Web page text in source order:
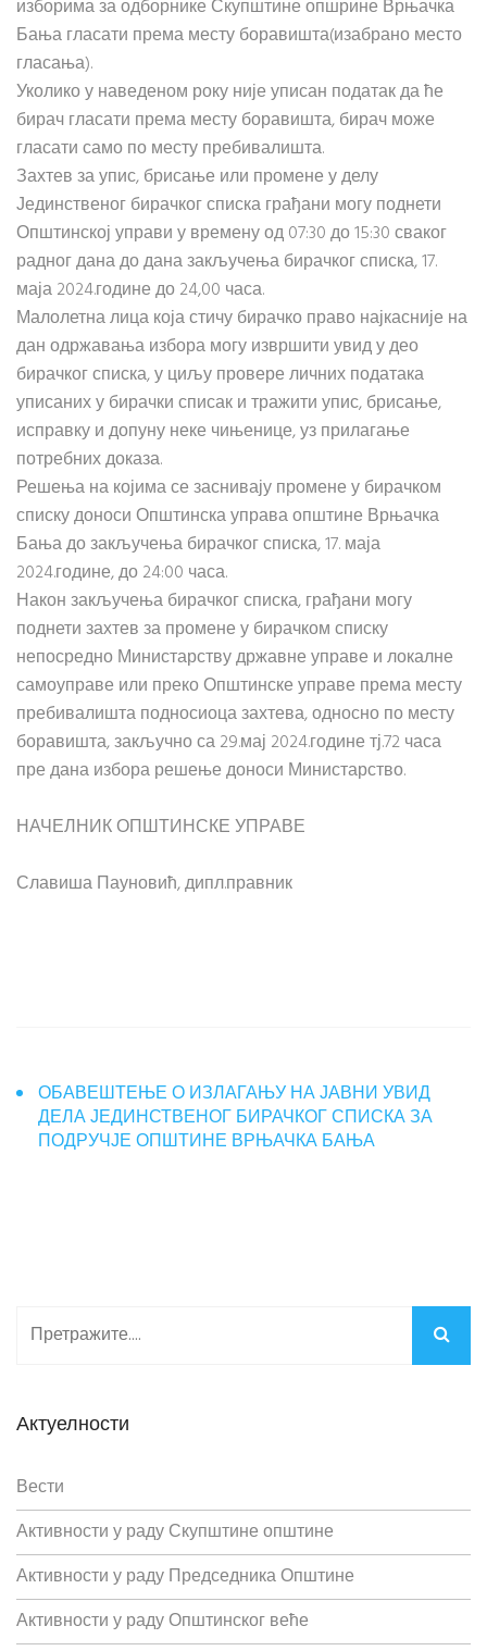
изборима за одборнике Скупштине опшрине Врњачка
Бања гласати према месту боравишта(изабрано место
гласања).
Уколико у наведеном року није уписан податак да ће
бирач гласати према месту боравишта, бирач може
гласати само по месту пребивалишта.
Захтев за упис, брисање или промене у делу
Јединственог бирачког списка грађани могу поднети
Општинској управи у времену од 07:30 до 15:30 сваког
радног дана до дана закључења бирачког списка, 17.
маја 2024.године до 24,00 часа.
Малолетна лица која стичу бирачко право најкасније на
дан одржавања избора могу извршити увид у део
бирачког списка, у циљу провере личних података
уписаних у бирачки списак и тражити упис, брисање,
исправку и допуну неке чињенице, уз прилагање
потребних доказа.
Решења на којима се заснивају промене у бирачком
списку доноси Општинска управа општине Врњачка
Бања до закључења бирачког списка, 17. маја
2024.године, до 24:00 часа.
Након закључења бирачког списка, грађани могу
поднети захтев за промене у бирачком списку
непосредно Министарству државне управе и локалне
самоуправе или преко Општинске управе према месту
пребивалишта подносиоца захтева, односно по месту
боравишта, закључно са 29.мај 2024.године тј.72 часа
пре дана избора решење доноси Министарство.
НАЧЕЛНИК ОПШТИНСКЕ УПРАВЕ
Славиша Пауновић, дипл.правник
ОБАВЕШТЕЊЕ О ИЗЛАГАЊУ НА ЈАВНИ УВИД
ДЕЛА ЈЕДИНСТВЕНОГ БИРАЧКОГ СПИСКА ЗА
ПОДРУЧЈЕ ОПШТИНЕ ВРЊАЧКА БАЊА
Актуелности
Вести
Активности у раду Скупштине општине
Активности у раду Председника Општине
Активности у раду Општинског веће